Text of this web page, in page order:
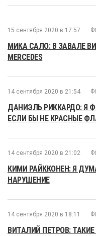
15 сентября 2020 в 17:57
МИКА САЛО: В ЗАВАЛЕ
MERCEDES
14 сентября 2020 в 21:54
ДАНИЭЛЬ РИККАРДО: Я
ЕСЛИ БЫ НЕ КРАСНЫЕ
14 сентября 2020 в 21:02
КИМИ РАЙККОНЕН: Я
НАРУШЕНИЕ
14 сентября 2020 в 18:11
ВИТАЛИЙ ПЕТРОВ: